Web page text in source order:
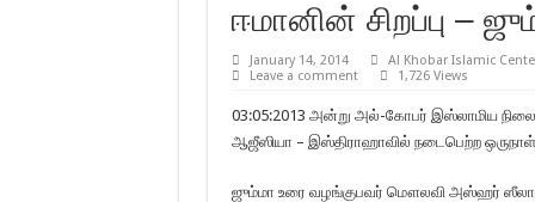
ஈமானின் சிறப்பு –
January 14, 2014 Al Khobar Islamic
Leave a comment
1,726 Views
03:05:2013 அன்று அல்-கோபர் இஸ்லாமிய
ஆஜீஸியா – இஸ்திராஹாவில் நடைபெற்ற ஒருநாள்
ஜும்மா உரை வழங்குபவர் மௌலவி அஸ்ஹர்